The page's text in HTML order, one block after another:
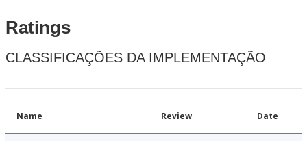
Ratings
CLASSIFICAÇÕES DA IMPLEMENTAÇÃO
Name Review Date